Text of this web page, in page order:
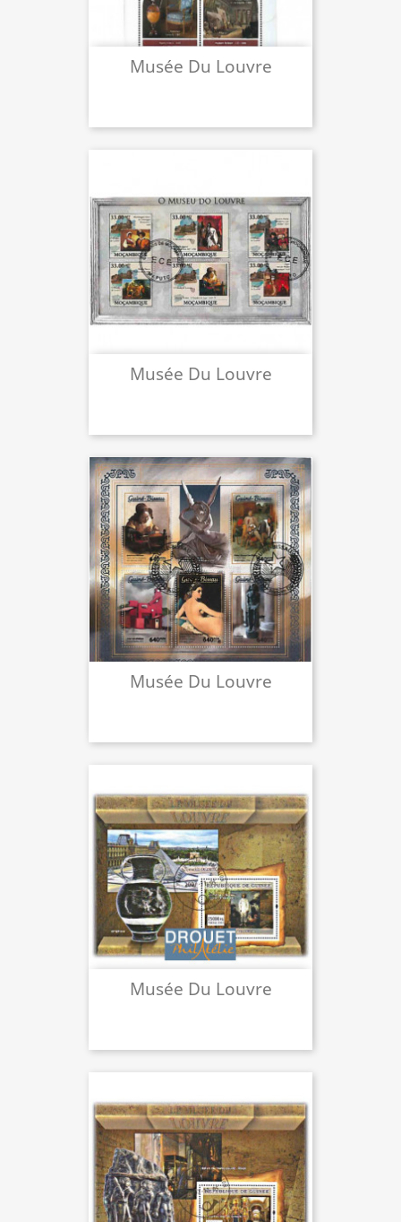
Musée Du Louvre
Musée Du Louvre
Musée Du Louvre
Musée Du Louvre